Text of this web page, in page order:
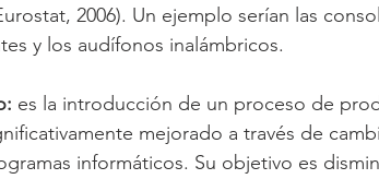
2006). Un ejemplo serían las
y los audífonos inalámbricos.
es la introducción de un proceso de
mejorado a través de
informáticos. Su objetivo es